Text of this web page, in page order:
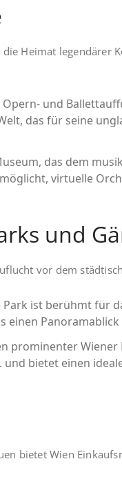
Heimat legendärer
und
das für seine
das dem
virtuelle
und
vor dem
ist berühmt für
einen
prominenter Wiener
und bietet einen
bietet Wien